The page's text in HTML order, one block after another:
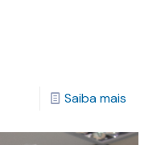
Saiba mais